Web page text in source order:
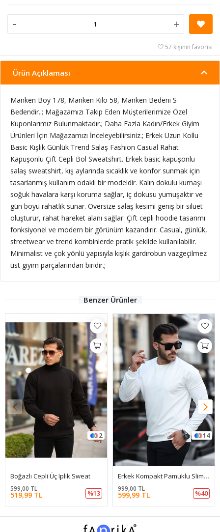
- +
57 kişinin favorisi
Ürün Açıklaması
Manken Boy 178, Manken Kilo 58, Manken Bedeni S
Bedendir..; Mağazamızı Takip Eden Müşterilerimize Özel
Kuponlarımız Bulunmaktadır.; Daha Fazla Kadın/Erkek Giyim
Ürünleri İçin Mağazamızı İnceleyebilirsiniz.; Erkek Uzun Kollu
Basic Kışlık Günlük Trend Salaş Fashion Casual Rahat
Kapüşonlu Çift Cepli Bol Sweatshirt. Erkek basic kapüşonlu
salaş sweatshirt, kış aylarında sıcaklık ve konfor sunmak için
tasarlanmış kullanım odaklı bir modeldir. Kalın dokulu kumaşı
soğuk havalara karşı koruma sağlar, iç dokusu yumuşaktır ve
gün boyu rahatlık sunar. Oversize salaş kesimi geniş bir siluet
oluşturur, rahat hareket alanı sağlar. Çift cepli hoodie tasarımı
fonksiyonel ve modern bir görünüm kazandırır. Casual, günlük,
streetwear ve trend kombinlerde pratik şekilde kullanılabilir.
Minimalist ve çok yönlü yapısıyla kışlık gardırobun vazgeçilmez
üst giyim parçalarından biridir.;
Benzer Ürünler
2
Boğazlı Cepli Üç Iplik Sweat
519,99 TL
599,00 TL
%13
14
Erkek Kompakt Pamuklu Slim Fit Sweatshirt
599,99 TL
999,00 TL
%40